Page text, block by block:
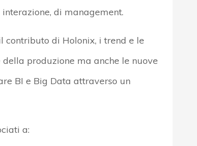
di management.
contributo di Holonix, i trend e le
produzione ma anche le nuove
BI e Big Data attraverso un
a: